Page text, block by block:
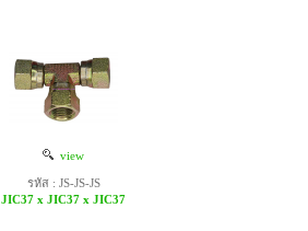
view
รหัส : JS-JS-JS
JIC37 x JIC37 x JIC37